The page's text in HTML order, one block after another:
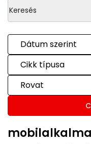
Dátum szerint
Cikk típusa
Rovat